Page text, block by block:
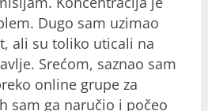
Dugo sam uzimao
ali su toliko uticali na
Srećom, saznao sam
online grupe za
sam ga naručio i počeo